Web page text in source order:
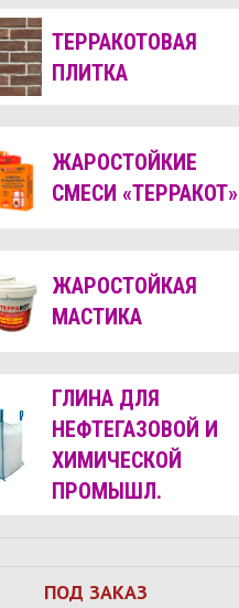
ТЕРРАКОТОВАЯ
ПЛИТКА
ЖАРОСТОЙКИЕ
СМЕСИ «ТЕРРАКОТ»
ЖАРОСТОЙКАЯ
МАСТИКА
ГЛИНА ДЛЯ
НЕФТЕГАЗОВОЙ И
ХИМИЧЕСКОЙ
ПРОМЫШЛ.
ПОД ЗАКАЗ